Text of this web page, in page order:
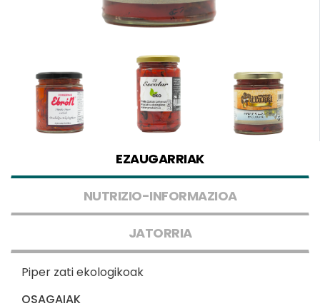
EZAUGARRIAK
NUTRIZIO-INFORMAZIOA
JATORRIA
Piper zati ekologikoak
OSAGAIAK